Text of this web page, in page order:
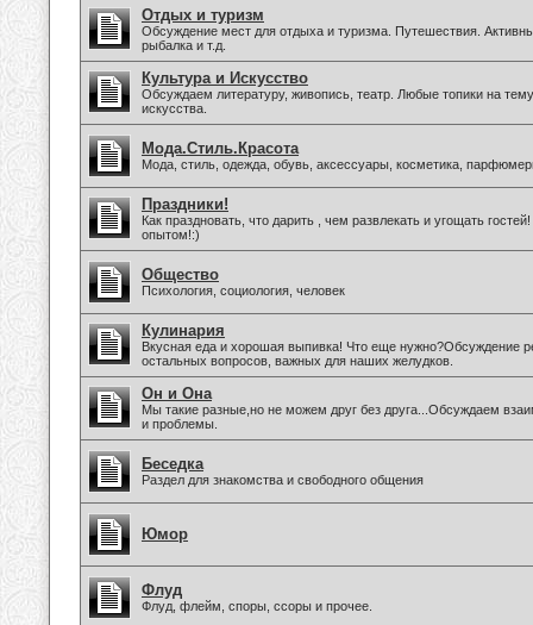
Отдых и туризм
Обсуждение мест для отдыха и туризма. Путешествия.
рыбалка и т.д.
Культура и Искусство
Обсуждаем литературу, живопись, театр. Любые топики на
искусства.
Мода.Стиль.Красота
Мода, стиль, одежда, обувь, аксессуары, косметика,
Праздники!
Как праздновать, что дарить , чем развлекать и угощать
опытом!:)
Общество
Психология, социология, человек
Кулинария
Вкусная еда и хорошая выпивка! Что еще нужно?Обсуждение
остальных вопросов, важных для наших желудков.
Он и Она
Мы такие разные,но не можем друг без друга...Обсуждаем
и проблемы.
Беседка
Раздел для знакомства и свободного общения
Юмор
Флуд
Флуд, флейм, споры, ссоры и прочее.